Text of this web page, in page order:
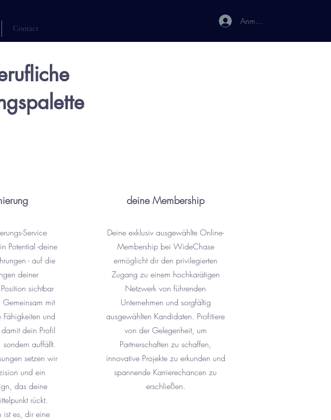
Contact
Anmelden
Service
Potential -deine
- auf die
deiner
sichtbar
mit
und
damit dein Profil
auffällt.
setzen wir
und ein
das deine
rückt.
ist es, dir eine
deine Membership
Deine exklusiv ausgewählte Online-
Membership bei WideChase
ermöglicht dir den privilegierten
Zugang zu einem hochkarätigen
Netzwerk von führenden
Unternehmen und sorgfältig
ausgewählten Kandidaten. Profitiere
von der Gelegenheit, um
Partnerschaften zu schaffen,
innovative Projekte zu erkunden und
spannende Karrierechancen zu
erschließen.